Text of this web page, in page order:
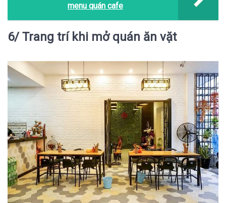
menu quán cafe
6/ Trang trí khi mở quán ăn vặt